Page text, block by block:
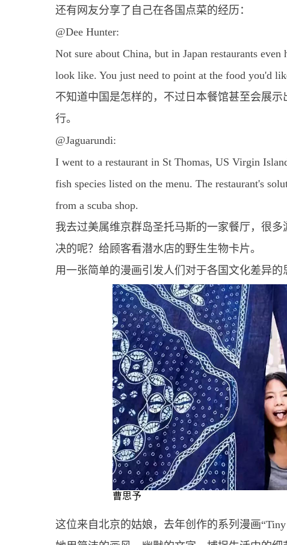
还有网友分享了自己在各国点菜的经历：
@Dee Hunter:
Not sure about China, but in Japan restaurants
look like. You just need to point at the food you'd
不知道中国是怎样的，不过日本餐馆甚至会展
行。
@Jaguarundi:
I went to a restaurant in St Thomas, US Virgin
fish species listed on the menu. The restaurant's
from a scuba shop.
我去过美属维京群岛圣托马斯的一家餐厅，很
决的呢？给顾客看潜水店的野生生物卡片。
用一张简单的漫画引发人们对于各国文化差异的
曹思予
这位来自北京的姑娘，去年创作的系列漫画“Tiny